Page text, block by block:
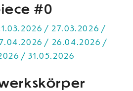
#0
/ 27.03.2026 /
/ 26.04.2026 /
/ 31.05.2026